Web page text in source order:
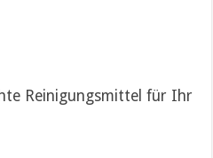
Reinigungsmittel für Ihr